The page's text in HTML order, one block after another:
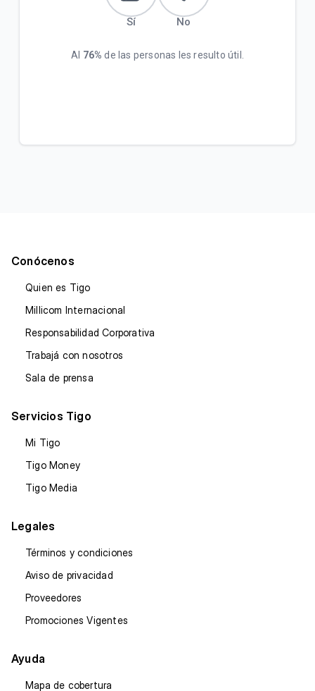
Sí No
Al 76% de las personas les resulto útil.
Conócenos
Quien es Tigo
Millicom Internacional
Responsabilidad Corporativa
Trabajá con nosotros
Sala de prensa
Servicios Tigo
Mi Tigo
Tigo Money
Tigo Media
Legales
Términos y condiciones
Aviso de privacidad
Proveedores
Promociones Vigentes
Ayuda
Mapa de cobertura